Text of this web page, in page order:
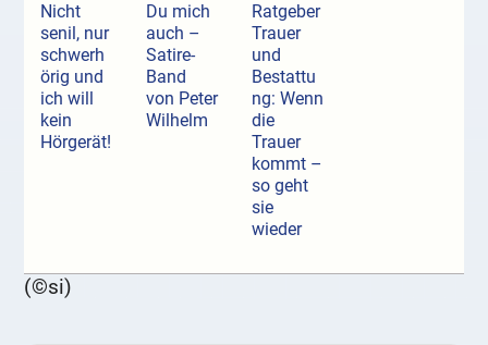
Nicht
senil, nur
schwerh
örig und
ich will
kein
Hörgerät!
Du mich
auch –
Satire-
Band
von Peter
Wilhelm
Ratgeber
Trauer
und
Bestattu
ng: Wenn
die
Trauer
kommt –
so geht
sie
wieder
(©si)